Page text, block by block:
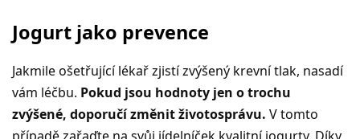
Jogurt jako prevence
Jakmile ošetřující lékař zjistí zvýšený krevní tlak, nasadí
vám léčbu. Pokud jsou hodnoty jen o trochu
zvýšené, doporučí změnit životosprávu. V tomto